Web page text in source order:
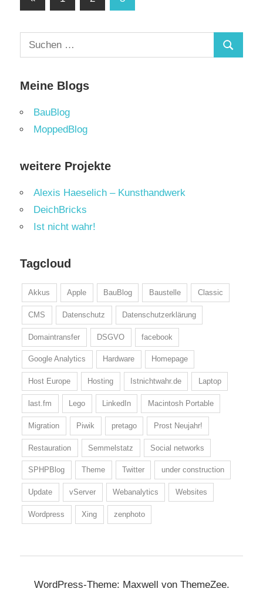
Beiträge
Suchen
nach:
Suchen
Meine Blogs
BauBlog
MoppedBlog
weitere Projekte
Alexis Haeselich – Kunsthandwerk
DeichBricks
Ist nicht wahr!
Tagcloud
Akkus Apple BauBlog Baustelle Classic
CMS Datenschutz Datenschutzerklärung
Domaintransfer DSGVO facebook
Google Analytics Hardware Homepage
Host Europe Hosting Istnichtwahr.de Laptop
last.fm Lego LinkedIn Macintosh Portable
Migration Piwik pretago Prost Neujahr!
Restauration Semmelstatz Social networks
SPHPBlog Theme Twitter under construction
Update vServer Webanalytics Websites
Wordpress Xing zenphoto
WordPress-Theme: Maxwell von ThemeZee.